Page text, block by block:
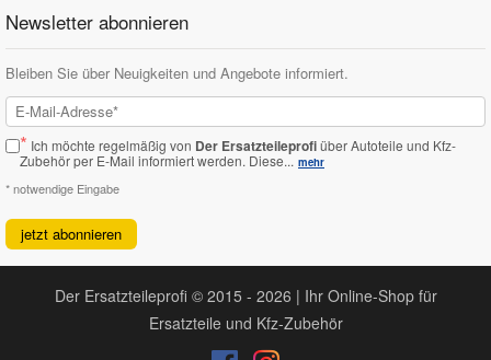
Newsletter abonnieren
Bleiben Sie über Neuigkeiten und Angebote informiert.
* Ich möchte regelmäßig von Der Ersatzteileprofiüber Autoteile und Kfz-
Zubehör per E-Mail informiert werden. Diese... mehr
* notwendige Eingabe
jetzt abonnieren
Der Ersatzteileprofi © 2015 - 2026 | Ihr Online-Shop für
Ersatzteile und Kfz-Zubehör